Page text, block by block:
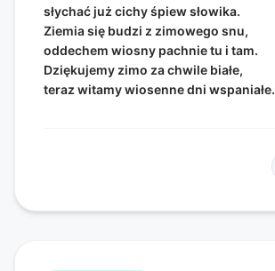
słychać już cichy śpiew słowika.
Ziemia się budzi z zimowego snu,
oddechem wiosny pachnie tu i tam.
Dziękujemy zimo za chwile białe,
teraz witamy wiosenne dni wspaniałe.